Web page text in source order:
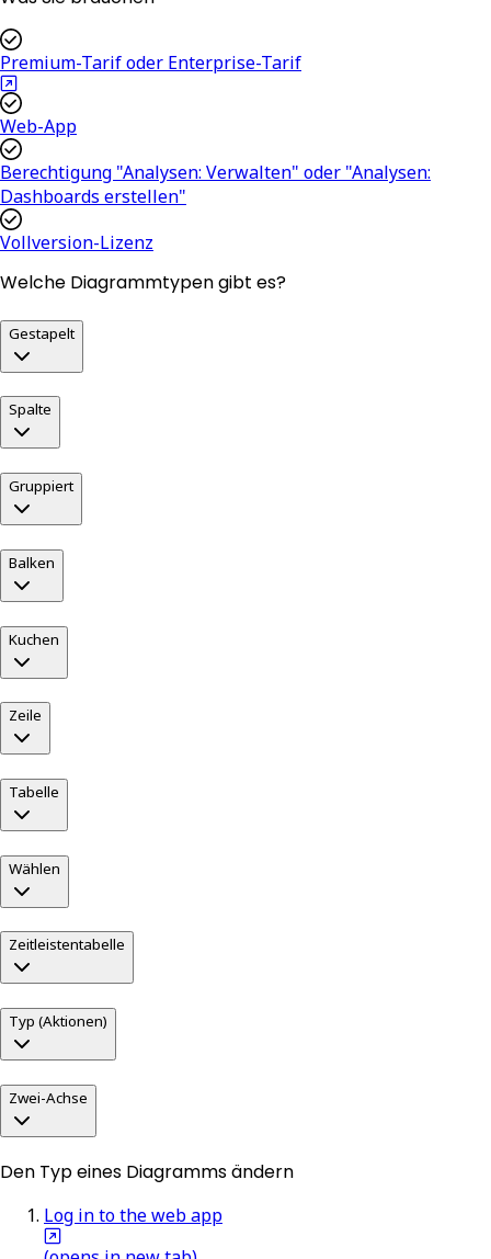
Premium-Tarif oder Enterprise-Tarif
Web-App
Berechtigung "Analysen: Verwalten" oder "Analysen:
Dashboards erstellen"
Vollversion-Lizenz
Welche Diagrammtypen gibt es?
Gestapelt
Spalte
Gruppiert
Balken
Kuchen
Zeile
Tabelle
Wählen
Zeitleistentabelle
Typ (Aktionen)
Zwei-Achse
Den Typ eines Diagramms ändern
Log in to the web app